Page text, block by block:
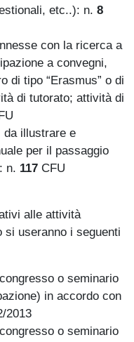
etc..): n. 8
con la ricerca a
a convegni,
di tipo “Erasmus” o di
di tutorato; attività di
illustrare e
per il passaggio
n. 117 CFU
alle attività
si useranno i seguenti
o seminario
in accordo con
2013
o seminario